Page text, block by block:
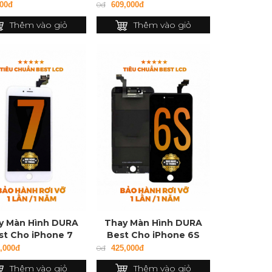
Thêm vào giỏ
0đ 609,000đ
Thêm vào giỏ
Màn Hình DURA
Cho iPhone 7
Thêm vào giỏ
Thay Màn Hình DURA
Best Cho iPhone 6S
0đ 425,000đ
Thêm vào giỏ